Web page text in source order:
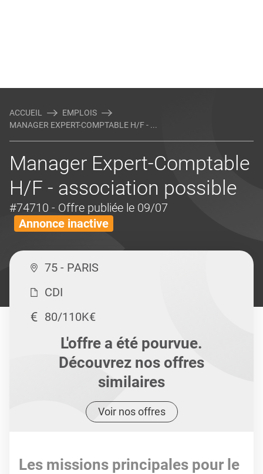
ACCUEIL
EMPLOIS
MANAGER EXPERT-COMPTABLE H/F - ...
Manager Expert-Comptable
H/F - association possible
#74710 - Offre publiée le 09/07
Annonce inactive
75 - PARIS
CDI
80/110K€
L'offre a été pourvue.
Découvrez nos offres
similaires
Voir nos offres
Les missions principales pour le